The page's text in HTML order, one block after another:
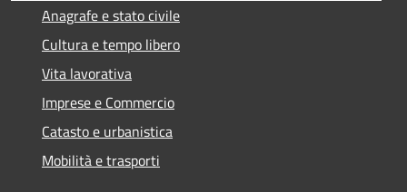
Anagrafe e stato civile
Cultura e tempo libero
Vita lavorativa
Imprese e Commercio
Catasto e urbanistica
Mobilità e trasporti